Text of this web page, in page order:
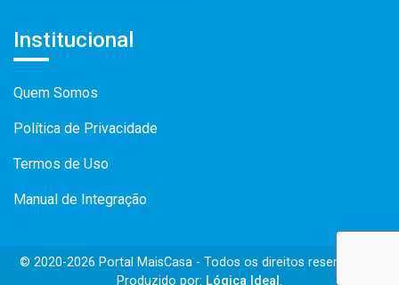
Institucional
Quem Somos
Política de Privacidade
Termos de Uso
Manual de Integração
© 2020-2026 Portal MaisCasa - Todos os direitos reservados -
Produzido por: Lógica Ideal .